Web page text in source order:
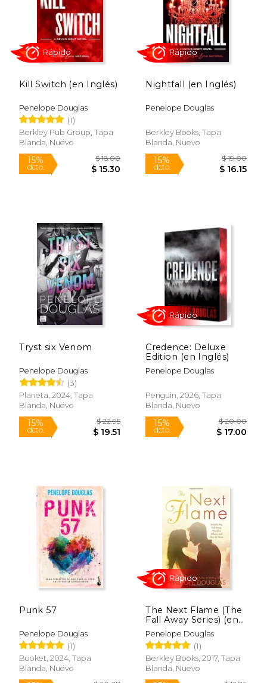
15%
dcto. $ 14.45
Rápido
dcto.
Rápido
Kill Switch (en Inglés)
Penelope Douglas
(1)
Berkley Pub Group, Tapa
Blanda, Nuevo
15%
dcto. $ 15.30
Rápido
Nightfall (en Inglés)
Penelope Douglas
Berkley Books, Tapa
Blanda, Nuevo
15%
dcto. $
Rápido
Tryst six Venom
Penelope Douglas
(3)
Planeta, 2024, Tapa
Blanda, Nuevo
Credence: Deluxe
Edition (en Inglés)
Penelope Douglas
Penguin, 2026, Tapa
Blanda, Nuevo
Rápido
Punk 57
Penelope Douglas
(1)
Booket, 2024, Tapa
Blanda, Nuevo
The Next Flame (The
Fall Away Series) (en
Inglés)
Penelope Douglas
(1)
Berkley Books, 2017, Tapa
Blanda, Nuevo